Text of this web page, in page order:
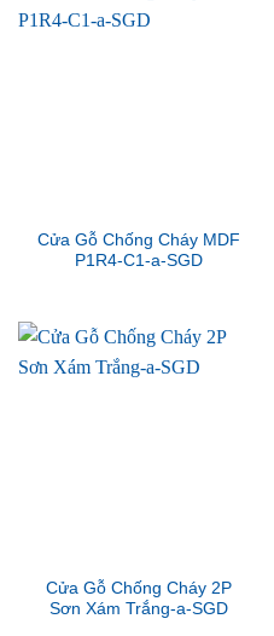
Cửa Gỗ Chống Cháy MDF
P1R4-C1-a-SGD
Cửa Gỗ Chống Cháy 2P
Sơn Xám Trắng-a-SGD